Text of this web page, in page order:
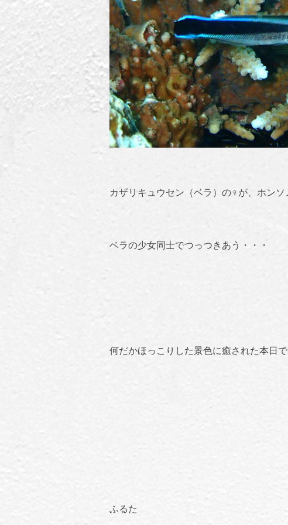
カザリキュウセン（ベラ）の♀が、ホン
ベラの少女同士でつっつきあう・・・
何だかほっこりした景色に癒された本日で
ふるた